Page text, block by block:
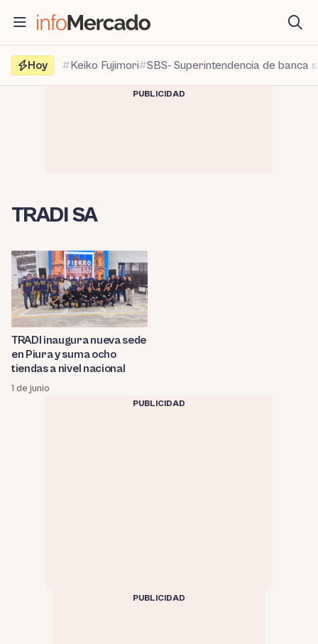
contenido
Hoy
Keiko Fujimori SBS- Superintendencia de banca
PUBLICIDAD
TRADI SA
TRADI inaugura nueva sede
en Piura y suma ocho
tiendas a nivel nacional
1 de junio
PUBLICIDAD
PUBLICIDAD